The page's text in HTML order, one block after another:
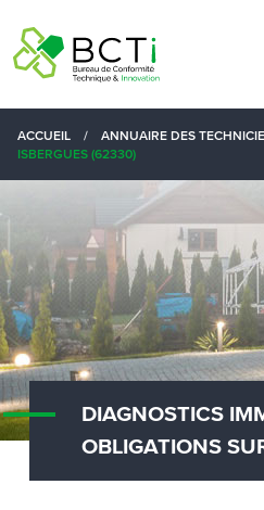
ACCUEIL / ANNUAIRE DES
ISBERGUES (62330)
DIAGNOSTICS
OBLIGATIONS